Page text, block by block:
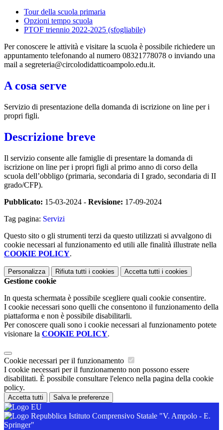
Tour della scuola primaria
Opzioni tempo scuola
PTOF triennio 2022-2025 (sfogliabile)
Per conoscere le attività e visitare la scuola è possibile richiedere un
appuntamento telefonando al numero 08321778078 o inviando una
mail a segreteria@circolodidatticoampolo.edu.it.
A cosa serve
Servizio di presentazione della domanda di iscrizione on line per i
propri figli.
Descrizione breve
Il servizio consente alle famiglie di presentare la domanda di
iscrizione on line per i propri figli al primo anno di corso della
scuola dell’obbligo (primaria, secondaria di I grado, secondaria di II
grado/CFP).
Pubblicato: 15-03-2024 - Revisione: 17-09-2024
Tag pagina: Servizi
Questo sito o gli strumenti terzi da questo utilizzati si avvalgono di
cookie necessari al funzionamento ed utili alle finalità illustrate nella
COOKIE POLICY.
Personalizza Rifiuta tutti i cookies Accetta tutti i cookies
Gestione cookie
In questa schermata è possibile scegliere quali cookie consentire.
I cookie necessari sono quelli che consentono il funzionamento della
piattaforma e non è possibile disabilitarli.
Per conoscere quali sono i cookie necessari al funzionamento potete
visionare la COOKIE POLICY.
Cookie necessari per il funzionamento
I cookie necessari per il funzionamento non possono essere
disabilitati. È possibile consultare l'elenco nella pagina della cookie
policy.
Accetta tutti Salva le preferenze
Istituto Comprensivo Statale "V. Ampolo - E.
Springer"